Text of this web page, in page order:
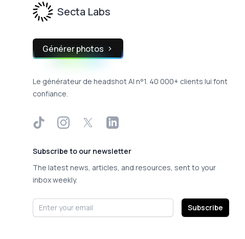
Secta Labs
Générer photos
Le générateur de headshot AI n°1. 40 000+ clients lui font
confiance.
TikTokInstagram
X LinkedIn
Subscribe to our newsletter
The latest news, articles, and resources, sent to your
inbox weekly.
Email address Subscribe